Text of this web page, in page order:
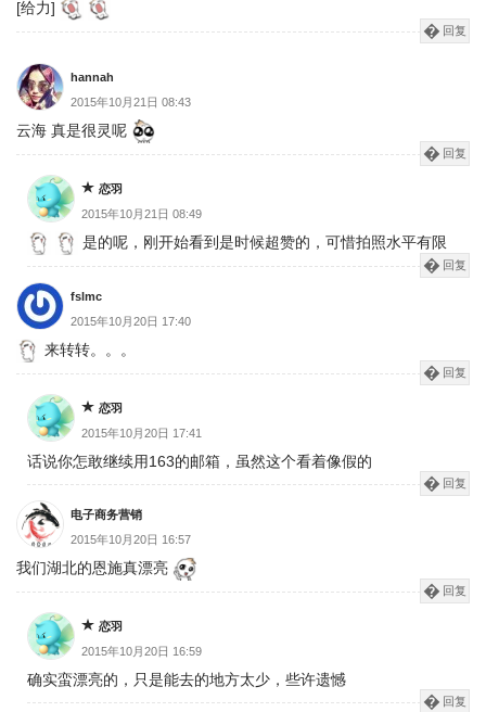
[给力]
回复
hannah
2015年10月21日 08:43
云海 真是很灵呢
回复
恋羽
2015年10月21日 08:49
是的呢，刚开始看到是时候超赞的，可惜拍照水平有限
回复
fslmc
2015年10月20日 17:40
来转转。。。
回复
恋羽
2015年10月20日 17:41
话说你怎敢继续用163的邮箱，虽然这个看着像假的
回复
电子商务营销
2015年10月20日 16:57
我们湖北的恩施真漂亮
回复
恋羽
2015年10月20日 16:59
确实蛮漂亮的，只是能去的地方太少，些许遗憾
回复